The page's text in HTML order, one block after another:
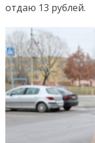
отдаю 13 рублей.